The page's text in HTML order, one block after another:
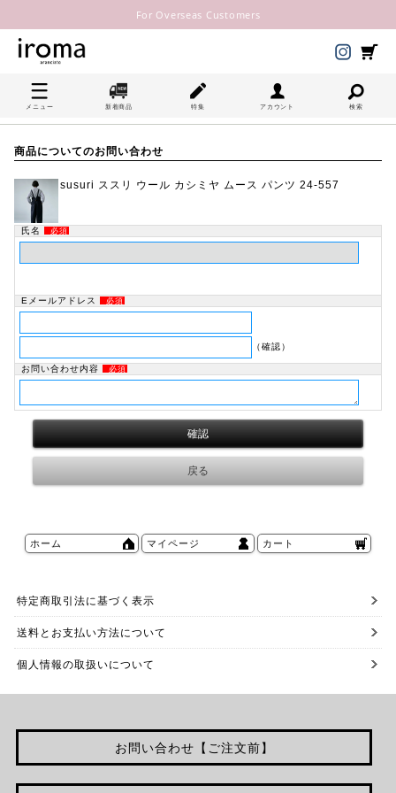
For Overseas Customers
メニュー 新着商品 特集 アカウント 検索
商品についてのお問い合わせ
susuri ススリ ウール カシミヤ ムース パンツ 24-557
氏名 必須
Eメールアドレス 必須
（確認）
お問い合わせ内容 必須
ホーム マイページ カート
特定商取引法に基づく表示
送料とお支払い方法について
個人情報の取扱いについて
お問い合わせ【ご注文前】